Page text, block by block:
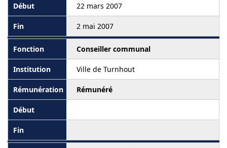
22 mars 2007
2 mai 2007
Conseiller communal
Ville de Turnhout
Rémunéré